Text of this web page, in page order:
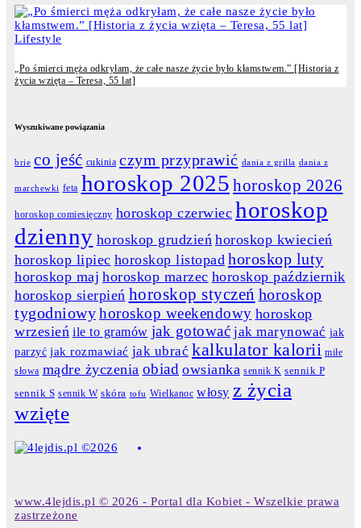
Lifestyle
„Po śmierci męża odkryłam, że całe nasze życie było kłamstwem.” [Historia z
życia wzięta – Teresa, 55 lat]
Wyszukiwane powiązania
brie co jeść cukinia czym przyprawić dania z grilla dania z
marchewki feta horoskop 2025 horoskop 2026
horoskop comiesięczny horoskop czerwiec horoskop
dzienny horoskop grudzień horoskop kwiecień
horoskop lipiec horoskop listopad horoskop luty
horoskop maj horoskop marzec horoskop październik
horoskop sierpień horoskop styczeń horoskop
tygodniowyhoroskop weekendowy horoskop
wrzesień ile to gramów jak gotować jak marynować jak
parzyć jak rozmawiać jak ubrać kalkulator kalorii miłe
słowa mądre życzenia obiad owsianka sennik K sennik P
sennik S sennik W skóra tofu Wielkanoc włosy z życia
wzięte
www.4lejdis.pl © 2026 - Portal dla Kobiet - Wszelkie prawa
zastrzeżone